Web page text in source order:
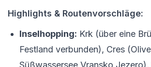
Highlights & Routenvorschläge:
Inselhopping: Krk (über eine
Festland verbunden), Cres
Süßwassersee Vransko